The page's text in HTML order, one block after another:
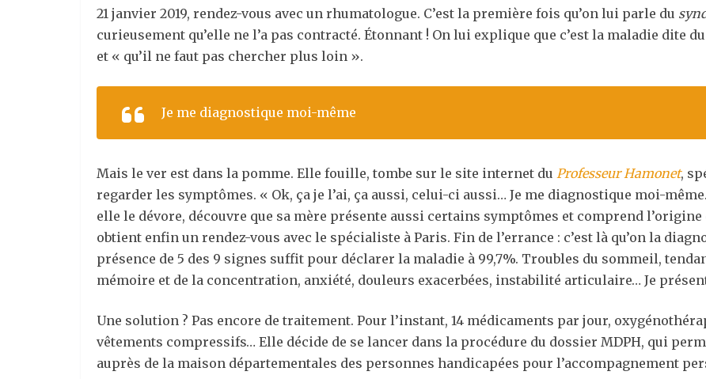
21 janvier 2019, rendez-vous avec un rhumatologue. C’est la première fois qu’on lui parle du
curieusement qu’elle ne l’a pas contracté. Étonnant ! On lui explique que c’est la maladie dite
et « qu’il ne faut pas chercher plus loin ».
Je me diagnostique moi-même
Mais le ver est dans la pomme. Elle fouille, tombe sur le site internet du Professeur Hamonet,
regarder les symptômes. « Ok, ça je l’ai, ça aussi, celui-ci aussi… Je me diagnostique moi-
elle le dévore, découvre que sa mère présente aussi certains symptômes et comprend
obtient enfin un rendez-vous avec le spécialiste à Paris. Fin de l’errance : c’est là qu’on la
présence de 5 des 9 signes suffit pour déclarer la maladie à 99,7%. Troubles du sommeil,
mémoire et de la concentration, anxiété, douleurs exacerbées, instabilité articulaire… Je
Une solution ? Pas encore de traitement. Pour l’instant, 14 médicaments par jour,
vêtements compressifs… Elle décide de se lancer dans la procédure du dossier MDPH, qui
auprès de la maison départementales des personnes handicapées pour l’accompagnement